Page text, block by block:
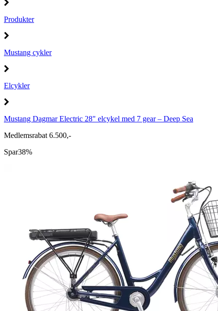
Produkter
Mustang cykler
Elcykler
Mustang Dagmar Electric 28" elcykel med 7 gear – Deep Sea
Medlemsrabat 6.500,-
Spar38%